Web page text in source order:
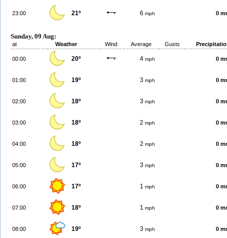
23:00 21º 6 mph 0
Sunday, 09 Aug:
at Weather Wind: Average Gusts
00:00 20º 4 mph 0
01:00 19º 3 mph 0
02:00 18º 3 mph 0
03:00 18º 2 mph 0
04:00 18º 2 mph 0
05:00 17º 3 mph 0
06:00 17º 1 mph 0
07:00 18º 1 mph 0
08:00 19º 3 mph 0